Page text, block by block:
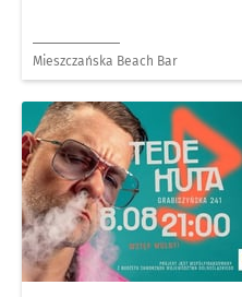
Mieszczańska Beach Bar